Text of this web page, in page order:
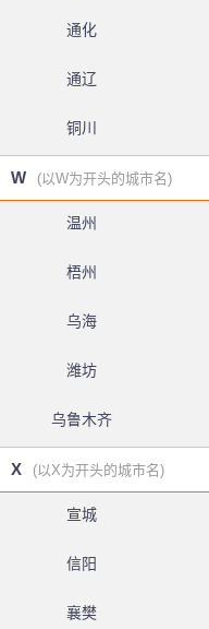
通化
通辽
铜川
W (以W为开头的城市名)
温州
梧州
乌海
潍坊
乌鲁木齐
X (以X为开头的城市名)
宣城
信阳
襄樊